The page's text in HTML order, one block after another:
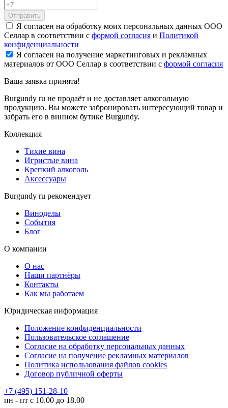
Отправить
Я согласен на обработку моих персональных данных ООО
Селлар в соответствии с формой согласия и Политикой
конфиденциальности
Я согласен на получение маркетинговых и рекламных
материалов от ООО Селлар в соответствии с формой согласия
Ваша заявка принята!
Burgundy ru не продаёт и не доставляет алкогольную
продукцию. Вы можете забронировать интересующий товар и
забрать его в винном бутике Burgundy.
Коллекция
Тихие вина
Игристые вина
Крепкий алкоголь
Аксессуары
Burgundy ru рекомендует
Виноделы
События
Блог
О компании
О нас
Наши партнёры
Контакты
Как мы работаем
Юридическая информация
Положение конфиденциальности
Пользовательское соглашение
Согласие на обработку персональных данных
Согласие на получение рекламных материалов
Политика использования файлов cookies
Договор публичной оферты
+7 (495) 151-28-10
пн - пт с 10.00 до 18.00